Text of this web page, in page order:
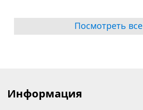
Посмотреть все
Информация